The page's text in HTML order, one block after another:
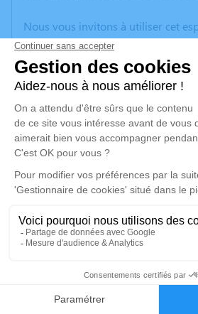
Faire-part
Nous vous invitons à utiliser cet
vos condoléances, partager des
anecdote ou exprimer vos pensées
poèmes ou des textes. Cet endroit
d'expression dédié à honorer la
STARCK.
Un service de plantation d’arbre
disponible ici
Cérémonie religieuse
Église Saint Jean Baptiste de la
184 avenue Jean Jaurès